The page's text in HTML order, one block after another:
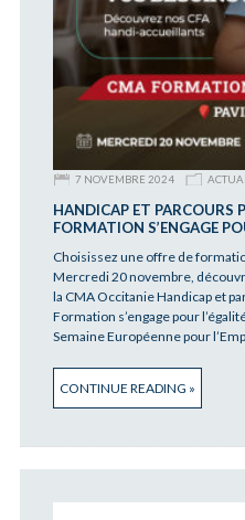
7 NOVEMBRE 2024
HANDICAP ET PARCOURS
FORMATION S’ENGAGE
Choisissez une offre de
Mercredi 20 novembre,
la CMA Occitanie Handicap et
Formation s’engage pour
Semaine Européenne pour
CONTINUE READING »